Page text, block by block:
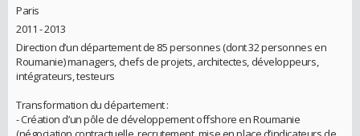
Paris
2011 - 2013
Direction d’un département de 85 personnes (dont 32 personnes en
Roumanie) managers, chefs de projets, architectes, développeurs,
intégrateurs, testeurs
Transformation du département :
- Création d’un pôle de développement offshore en Roumanie